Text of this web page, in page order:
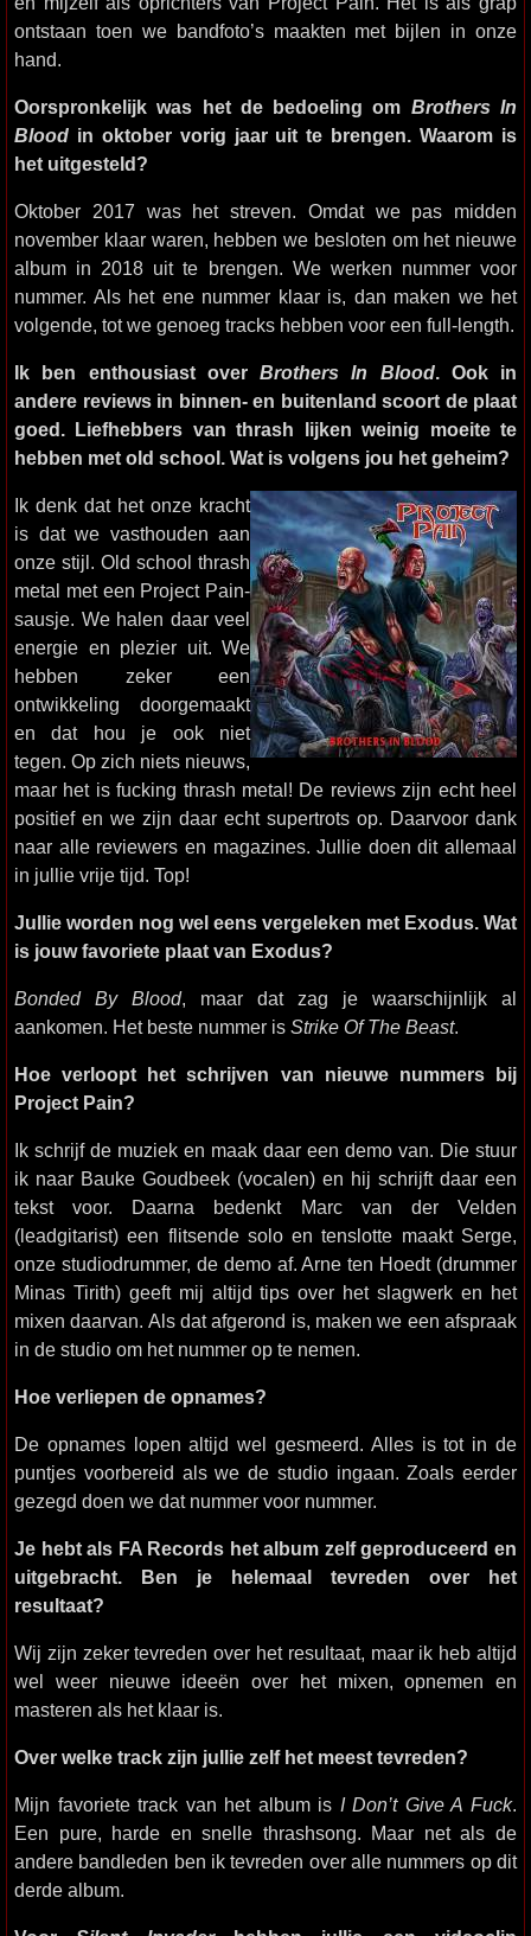
ontstaan toen we bandfoto’s maakten met bijlen in onze
hand.
Oorspronkelijk was het de bedoeling om Brothers In
Blood in oktober vorig jaar uit te brengen. Waarom is
het uitgesteld?
Oktober 2017 was het streven. Omdat we pas midden
november klaar waren, hebben we besloten om het nieuwe
album in 2018 uit te brengen. We werken nummer voor
nummer. Als het ene nummer klaar is, dan maken we het
volgende, tot we genoeg tracks hebben voor een full-length.
Ik ben enthousiast over Brothers In Blood. Ook in
andere reviews in binnen- en buitenland scoort de plaat
goed. Liefhebbers van thrash lijken weinig moeite te
hebben met old school. Wat is volgens jou het geheim?
Ik denk dat het onze kracht
is dat we vasthouden aan
onze stijl. Old school thrash
metal met een Project Pain-
sausje. We halen daar veel
energie en plezier uit. We
hebben zeker een
ontwikkeling doorgemaakt
en dat hou je ook niet
tegen. Op zich niets nieuws,
maar het is fucking thrash metal! De reviews zijn echt heel
positief en we zijn daar echt supertrots op. Daarvoor dank
naar alle reviewers en magazines. Jullie doen dit allemaal
in jullie vrije tijd. Top!
Jullie worden nog wel eens vergeleken met Exodus. Wat
is jouw favoriete plaat van Exodus?
Bonded By Blood, maar dat zag je waarschijnlijk al
aankomen. Het beste nummer is Strike Of The Beast.
Hoe verloopt het schrijven van nieuwe nummers bij
Project Pain?
Ik schrijf de muziek en maak daar een demo van. Die stuur
ik naar Bauke Goudbeek (vocalen) en hij schrijft daar een
tekst voor. Daarna bedenkt Marc van der Velden
(leadgitarist) een flitsende solo en tenslotte maakt Serge,
onze studiodrummer, de demo af. Arne ten Hoedt (drummer
Minas Tirith) geeft mij altijd tips over het slagwerk en het
mixen daarvan. Als dat afgerond is, maken we een afspraak
in de studio om het nummer op te nemen.
Hoe verliepen de opnames?
De opnames lopen altijd wel gesmeerd. Alles is tot in de
puntjes voorbereid als we de studio ingaan. Zoals eerder
gezegd doen we dat nummer voor nummer.
Je hebt als FA Records het album zelf geproduceerd en
uitgebracht. Ben je helemaal tevreden over het
resultaat?
Wij zijn zeker tevreden over het resultaat, maar ik heb altijd
wel weer nieuwe ideeën over het mixen, opnemen en
masteren als het klaar is.
Over welke track zijn jullie zelf het meest tevreden?
Mijn favoriete track van het album is I Don’t Give A Fuck.
Een pure, harde en snelle thrashsong. Maar net als de
andere bandleden ben ik tevreden over alle nummers op dit
derde album.